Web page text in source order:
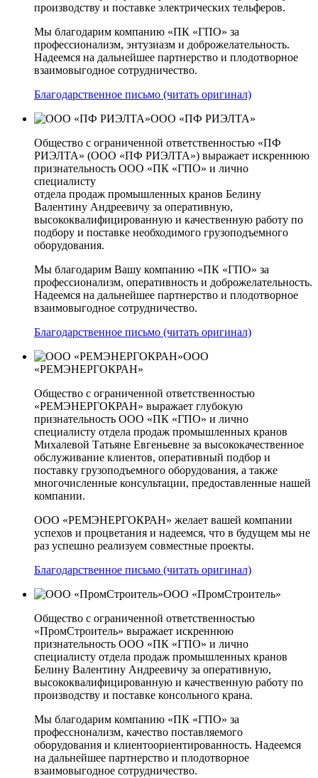
производству и поставке электрических тельферов.
Мы благодарим компанию «ПК «ГПО» за
профессионализм, энтузиазм и доброжелательность.
Надеемся на дальнейшее партнерство и плодотворное
взаимовыгодное сотрудничество.
Благодарственное письмо (читать оригинал)
ООО «ПФ РИЭЛТА»
Общество с ограниченной ответственностью «ПФ
РИЭЛТА» (ООО «ПФ РИЭЛТА») выражает искреннюю
признательность ООО «ПК «ГПО» и лично
специалисту
отдела продаж промышленных кранов Белину
Валентину Андреевичу за оперативную,
высококвалифицированную и качественную работу по
подбору и поставке необходимого грузоподъемного
оборудования.
Мы благодарим Вашу компанию «ПК «ГПО» за
профессионализм, оперативность и доброжелательность.
Надеемся на дальнейшее партнерство и плодотворное
взаимовыгодное сотрудничество.
Благодарственное письмо (читать оригинал)
ООО
«РЕМЭНЕРГОКРАН»
Общество с ограниченной ответственностью
«РЕМЭНЕРГОКРАН» выражает глубокую
признательность ООО «ПК «ГПО» и лично
специалисту отдела продаж промышленных кранов
Михалевой Татьяне Евгеньевне за высококачественное
обслуживание клиентов, оперативный подбор и
поставку грузоподъемного оборудования, а также
многочисленные консультации, предоставленные нашей
компании.
ООО «РЕМЭНЕРГОКРАН» желает вашей компании
успехов и процветания и надеемся, что в будущем мы не
раз успешно реализуем совместные проекты.
Благодарственное письмо (читать оригинал)
ООО «ПромСтроитель»
Общество с ограниченной ответственностью
«ПромСтроитель» выражает искреннюю
признательность ООО «ПК «ГПО» и лично
специалисту отдела продаж промышленных кранов
Белину Валентину Андреевичу за оперативную,
высококвалифицированную и качественную работу по
производству и поставке консольного крана.
Мы благодарим компанию «ПК «ГПО» за
професснонализм, качество поставляемого
оборудования и клиентоориентированность. Надеемся
на дальнейшее партнерство и плодотворное
взаимовыгодное сотрудничество.